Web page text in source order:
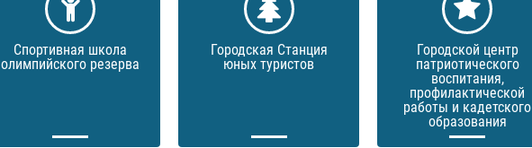
Спортивная школа
олимпийского резерва
Городская Станция
юных туристов
Городской центр
патриотического
воспитания,
профилактической
работы и кадетского
образования